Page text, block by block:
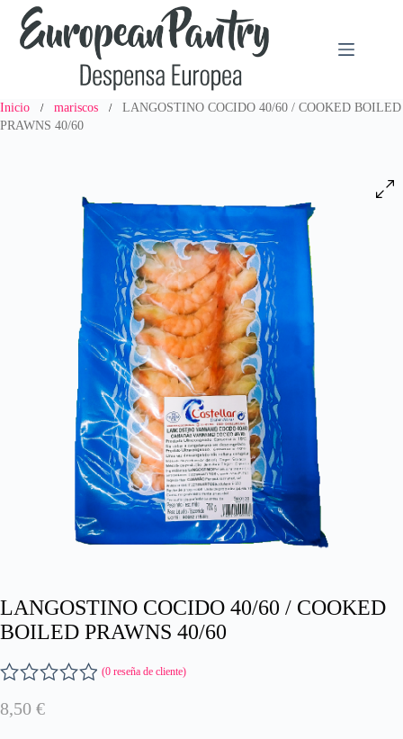
Saltar
contenido
Inicio / mariscos /
LANGOSTINO COCIDO 40/60 / COOKED BOILED
PRAWNS 40/60
LANGOSTINO COCIDO 40/60 / COOKED
BOILED PRAWNS 40/60
V
a
(0 reseña de cliente)
8,50 €